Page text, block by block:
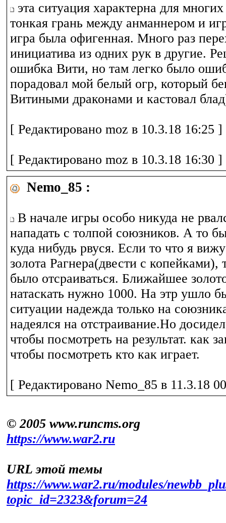
эта ситуация характерна для
тонкая грань между анманнером и
игра была офигенная. Много раз
инициатива из одних рук в другие.
ошибка Вити, но там легко было
порадовал мой белый огр, который
Витиными драконами и кастовал
[ Редактировано moz в 10.3.18 16:25 ]
[ Редактировано moz в 10.3.18 16:30 ]
Nemo_85 :
В начале игры особо никуда не
нападать с толпой союзников. А то
куда нибудь рвуся. Если то что я
золота Рагнера(двести с копейками),
было отсраиваться. Ближайшее
натаскать нужно 1000. На этр ушло
ситуации надежда только на
надеялся на отстраивание.Но
чтобы посмотреть на результат. как
чтобы посмотреть кто как играет.
[ Редактировано Nemo_85 в 11.3.18
© 2005 www.runcms.org
https://www.war2.ru
URL этой темы
https://www.war2.ru/modules/
topic_id=2323&forum=24